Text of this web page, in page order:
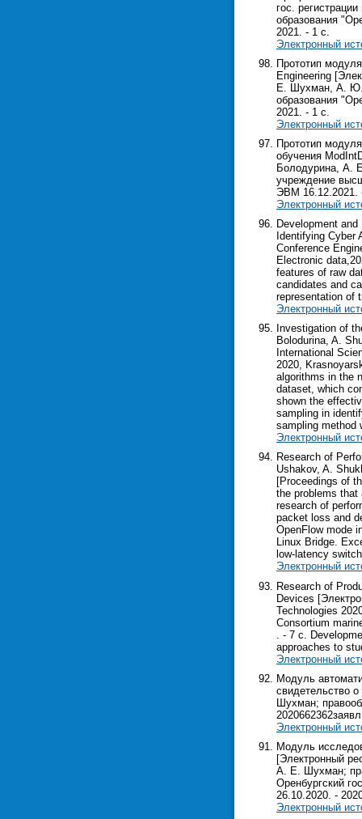
гос.
образования
2021. - 1 с.
Электронный
Прототип
Епginееring
Е. Шухман, А. Ю.
образования
2021. - 1 с.
Электронный
Прототип
обучения
Болодурина, А.
учреждение
ЭВМ 16.12.2021.
Электронный
Development
Identifying
Conference
Electronic
features of raw
candidates and
representation of
Электронный
Investigation of
Bolodurina, A.
International
2020,
algorithms in the
dataset, which
shown the
sampling in
sampling method
Электронный
Research of
Ushakov, A.
[Proceedings of
the problems that
research of
packet loss and
OpenFlow mode
Linux Bridge.
low-latency
Электронный
Research of
Devices
Technologies
Consortium
. - 7 c.
approaches to
Электронный
Модуль
свидетельство
Шухман;
Электронный
Модуль
[Электронный
А. Е. Шухман;
Оренбургский
26.10.2020. -
Электронный